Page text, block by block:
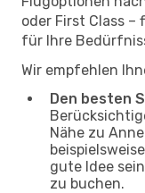
oder First Class –
für Ihre
Wir empfehlen
Den besten
Nähe zu
gute Idee
zu buchen.